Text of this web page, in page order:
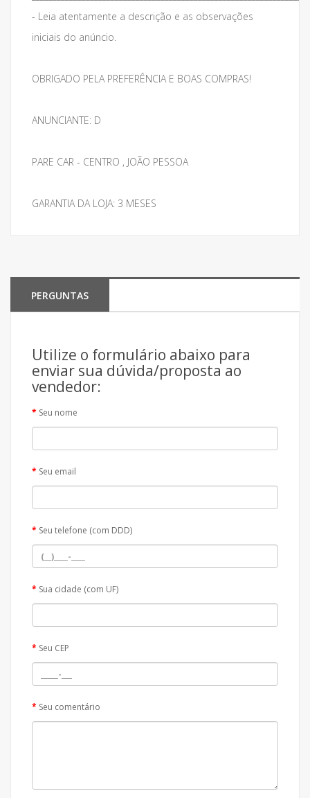
- Leia atentamente a descrição e as observações
iniciais do anúncio.
OBRIGADO PELA PREFERÊNCIA E BOAS COMPRAS!
ANUNCIANTE: D
PARE CAR - CENTRO , JOÃO PESSOA
GARANTIA DA LOJA: 3 MESES
PERGUNTAS
Utilize o formulário abaixo para
enviar sua dúvida/proposta ao
vendedor:
Seu nome
Seu email
Seu telefone (com DDD)
Sua cidade (com UF)
Seu CEP
Seu comentário